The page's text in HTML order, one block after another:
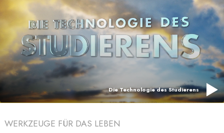
Die Technologie des Studierens
WERKZEUGE FÜR DAS LEBEN